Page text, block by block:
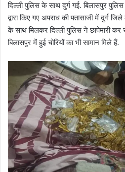
दिल्ली पुलिस के साथ दुर्ग गई. बिलासपुर
द्वारा किए गए अपराध की पतासाजी में दुर्ग
के साथ मिलकर दिल्ली पुलिस ने छापेमारी कर
बिलासपुर में हुई चोरियों का भी सामान मिले हैं.